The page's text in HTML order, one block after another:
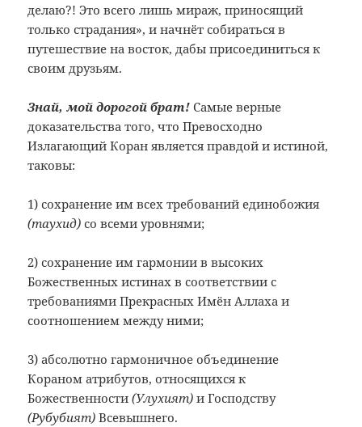
делаю?! Это всего лишь мираж, приносящий
только страдания», и начнёт собираться в
путешествие на восток, дабы присоединиться к
своим друзьям.
Знай, мой дорогой брат! Самые верные
доказательства того, что Превосходно
Излагающий Коран является правдой и истиной,
таковы:
1) сохранение им всех требований единобожия
(таухид) со всеми уровнями;
2) сохранение им гармонии в высоких
Божественных истинах в соответствии с
требованиями Прекрасных Имён Аллаха и
соотношением между ними;
3) абсолютно гармоничное объединение
Кораном атрибутов, относящихся к
Божественности(Улухият) и Господству
(Рубубият)Всевышнего.